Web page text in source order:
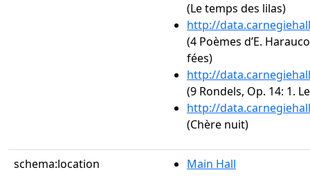
(Le temps des lilas)
http://
(4 Poèmes d’E.
fées)
http://
(9 Rondels, Op. 14: 1.
http://
(Chère nuit)
schema:location Main Hall